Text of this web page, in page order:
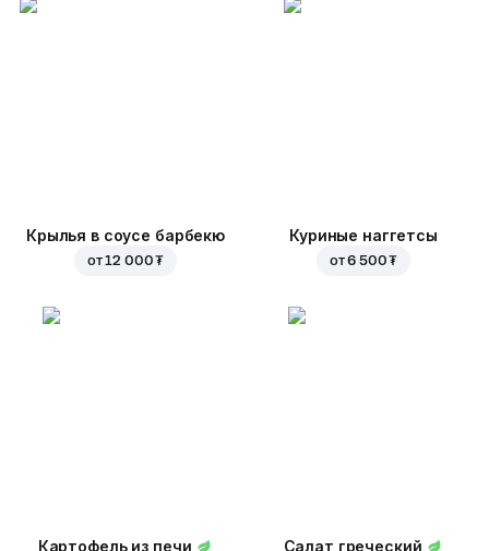
Крылья в соусе барбекю
от12 000 ₮
Куриные наггетсы
от6 500 ₮
Картофель из печи Салат греческий